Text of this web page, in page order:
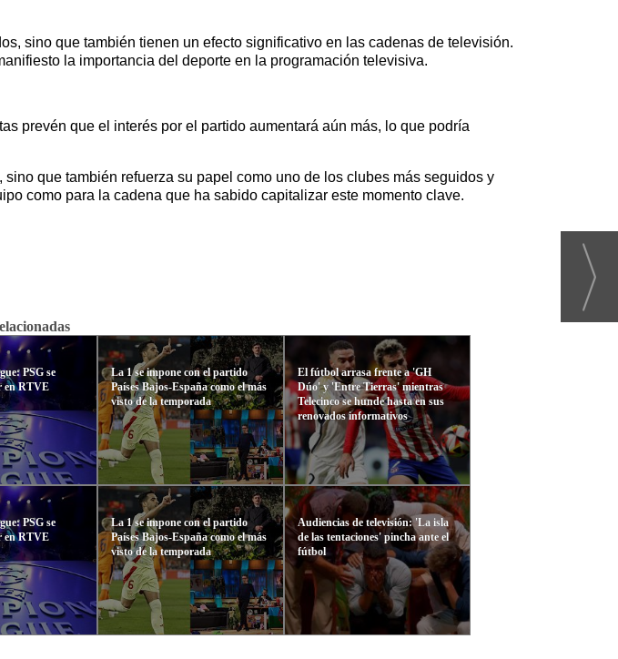
sino que también tienen un efecto significativo en las cadenas de televisión.
la importancia del deporte en la programación televisiva.
prevén que el interés por el partido aumentará aún más, lo que podría
que también refuerza su papel como uno de los clubes más seguidos y
como para la cadena que ha sabido capitalizar este momento clave.
PSG se
en RTVE
PSG se
en RTVE
La 1 se impone con el partido
Países Bajos-España como el más
visto de la temporada
La 1 se impone con el partido
Países Bajos-España como el más
visto de la temporada
El fútbol arrasa frente a 'GH
Dúo' y 'Entre Tierras' mientras
Telecinco se hunde hasta en sus
renovados informativos
Audiencias de televisión: 'La isla
de las tentaciones' pincha ante el
fútbol